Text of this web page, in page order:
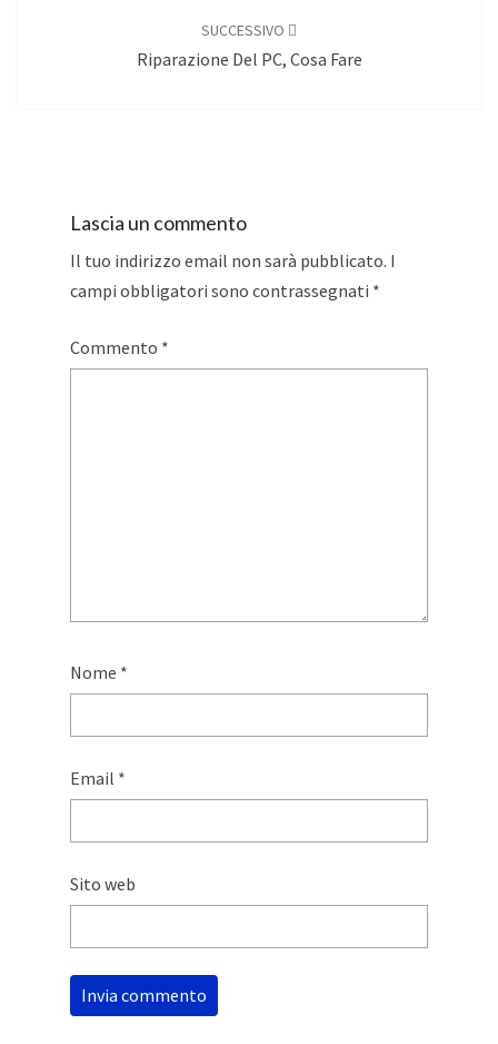
SUCCESSIVO
Riparazione Del PC, Cosa Fare
Lascia un commento
Il tuo indirizzo email non sarà pubblicato. I
campi obbligatori sono contrassegnati *
Commento *
Nome *
Email *
Sito web